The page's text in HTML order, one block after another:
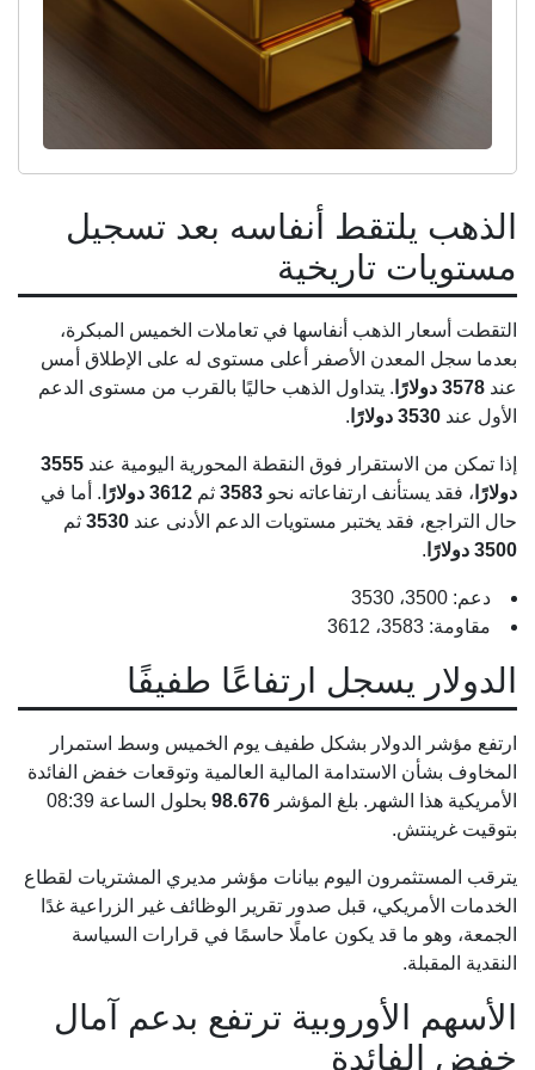
الذهب يلتقط أنفاسه بعد تسجيل
مستويات تاريخية
التقطت أسعار الذهب أنفاسها في تعاملات الخميس المبكرة،
بعدما سجل المعدن الأصفر أعلى مستوى له على الإطلاق أمس
عند 3578 دولارًا
. يتداول الذهب حاليًا بالقرب من مستوى الدعم
الأول عند 3530 دولارًا .
إذا تمكن من الاستقرار فوق النقطة المحورية اليومية عند 3555
دولارًا ، فقد يستأنف ارتفاعاته نحو 3583 ثم 3612 دولارًا
. أما في
حال التراجع، فقد يختبر مستويات الدعم الأدنى عند 3530 ثم
3500 دولارًا
.
دعم: 3500، 3530
مقاومة: 3583، 3612
الدولار يسجل ارتفاعًا طفيفًا
ارتفع مؤشر الدولار بشكل طفيف يوم الخميس وسط استمرار
المخاوف بشأن الاستدامة المالية العالمية وتوقعات خفض الفائدة
الأمريكية هذا الشهر. بلغ المؤشر 98.676
بحلول الساعة 08:39
بتوقيت غرينتش.
يترقب المستثمرون اليوم بيانات مؤشر مديري المشتريات لقطاع
الخدمات الأمريكي، قبل صدور تقرير الوظائف غير الزراعية غدًا
الجمعة، وهو ما قد يكون عاملًا حاسمًا في قرارات السياسة
النقدية المقبلة.
الأسهم الأوروبية ترتفع بدعم آمال
خفض الفائدة